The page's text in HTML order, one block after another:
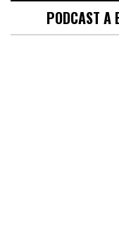
PODCAST A